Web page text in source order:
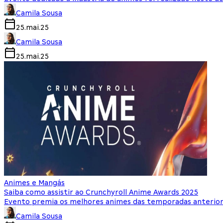
Camila Sousa
25.mai.25
Camila Sousa
25.mai.25
Animes e Mangás
Saiba como assistir ao Crunchyroll Anime Awards 2025
Evento premia os melhores animes das temporadas
Camila Sousa